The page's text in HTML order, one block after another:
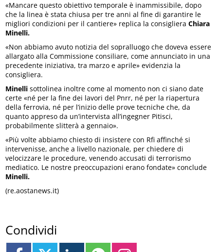
«Mancare questo obiettivo temporale è inammissibile, dopo
che la linea è stata chiusa per tre anni al fine di garantire le
migliori condizioni per il cantiere» replica la consiglieraChiara
Minelli.
«Non abbiamo avuto notizia del sopralluogo che doveva essere
allargato alla Commissione consiliare, come annunciato in una
precedente iniziativa, tra marzo e aprile» evidenzia la
consigliera.
Minelli sottolinea inoltre come al momento non ci siano date
certe «né per la fine dei lavori del Pnrr, né per la riapertura
della ferrovia, né per l’inizio delle prove tecniche che, da
quanto appreso da un’intervista all’ingegner Pitisci,
probabilmente slitterà a gennaio».
«Più volte abbiamo chiesto di insistere con Rfi affinché si
intervenisse, anche a livello nazionale, per chiedere di
velocizzare le procedure, venendo accusati di terrorismo
mediatico. Le nostre preoccupazioni erano fondate» conclude
Minelli.
(re.aostanews.it)
Condividi